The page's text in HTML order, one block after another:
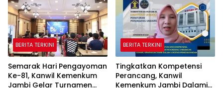
BERITA TERKINI
Semarak Hari Pengayoman
Ke-81, Kanwil Kemenkum
Jambi Gelar Turnamen
BERITA TERKINI
Tingkatkan Kompetensi
Perancang, Kanwil
Kemenkum Jambi Dalami